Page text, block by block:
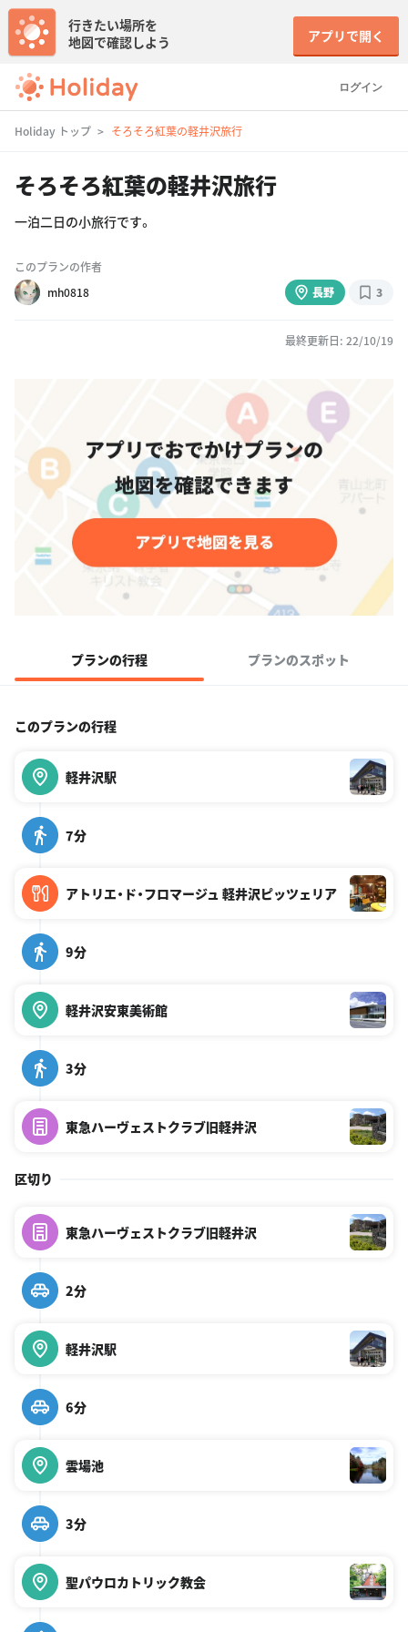
ログイン
行きたい場所を
地図で確認しよう
アプリで開く
Holiday トップ そろそろ紅葉の軽井沢旅行
そろそろ紅葉の軽井沢旅行
一泊二日の小旅行です。
このプランの作者
mh0818
長野 3
最終更新日: 22/10/19
プランの行程 プランのスポット
このプランの行程
軽井沢駅
7分
アトリエ・ド・フロマージュ 軽井沢ピッツェリア
9分
軽井沢安東美術館
3分
東急ハーヴェストクラブ旧軽井沢
区切り
東急ハーヴェストクラブ旧軽井沢
2分
軽井沢駅
6分
雲場池
3分
聖パウロカトリック教会